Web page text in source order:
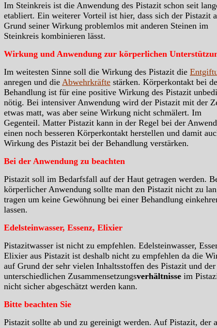
Im Steinkreis ist die Anwendung des Pistazit schon seit
etabliert. Ein weiterer Vorteil ist hier, dass sich der Pistazit
Grund seiner Wirkung problemlos mit anderen Steinen im
Steinkreis kombinieren lässt.
Wirkung und Anwendung zur körperlichen
Im weitesten Sinne soll die Wirkung des Pistazit die
anregen und die Abwehrkräfte stärken. Körperkontakt bei
Behandlung ist für eine positive Wirkung des Pistazit
nötig. Bei intensiver Anwendung wird der Pistazit mit der
etwas matt, was aber seine Wirkung nicht schmälert. Im
Gegenteil. Matter Pistazit kann in der Regel bei der
einen noch besseren Körperkontakt herstellen und damit
Wirkung des Pistazit bei der Behandlung verstärken.
Bei der Anwendung zu beachten
Pistazit soll im Bedarfsfall auf der Haut getragen werden.
körperlicher Anwendung sollte man den Pistazit nicht zu
tragen um keine Gewöhnung bei einer Behandlung
lassen.
Edelsteinwasser, Essenz, Elixier
Pistazitwasser ist nicht zu empfehlen. Edelsteinwasser,
Elixier aus Pistazit ist deshalb nicht zu empfehlen da die
auf Grund der sehr vielen Inhaltsstoffen des Pistazit und der
unterschiedlichen Zusammensetzungsverhältnisse im
nicht sicher abgeschätzt werden kann.
Bitte beachten Sie
Pistazit sollte ab und zu gereinigt werden. Auf Pistazit, der